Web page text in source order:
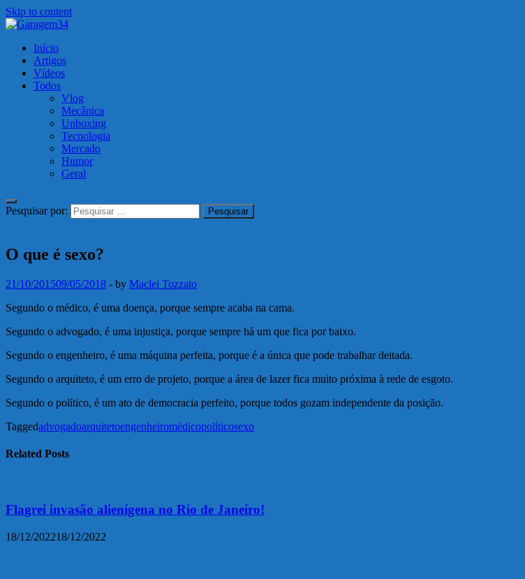
Skip to content
Garagem34
Motos, carros, tecnologia e muito mais!
Início
Artigos
Vídeos
Todos
Vlog
Mecânica
Unboxing
Tecnologia
Mercado
Humor
Geral
Pesquisar por:
O que é sexo?
21/10/201509/05/2018 - by Maclei Tozzato
Segundo o médico, é uma doença, porque sempre acaba na cama.
Segundo o advogado, é uma injustiça, porque sempre há um que fica por baixo.
Segundo o engenheiro, é uma máquina perfeita, porque é a única que pode trabalhar deitada.
Segundo o arquiteto, é um erro de projeto, porque a área de lazer fica muito próxima à rede de esgoto.
Segundo o político, é um ato de democracia perfeito, porque todos gozam independente da posição.
Taggedadvogadoarquitetoengenheiromédicopolíticosexo
Related Posts
Flagrei invasão alienígena no Rio de Janeiro!
18/12/202218/12/2022